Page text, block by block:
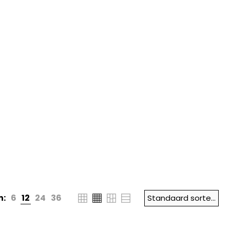
6 12 24 36